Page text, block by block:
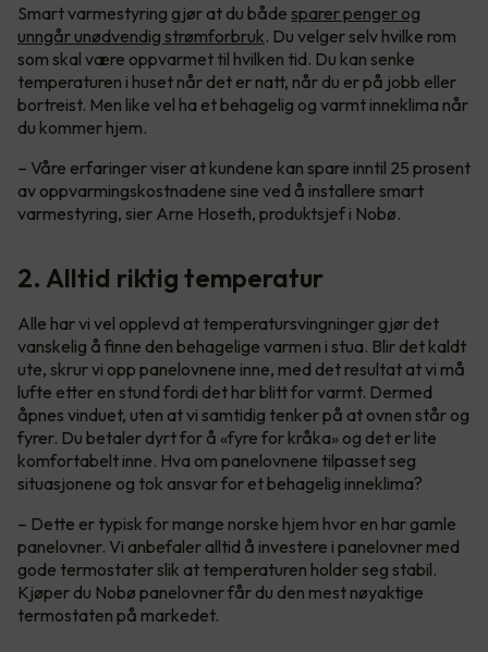
Smart varmestyring gjør at du både sparer penger og
unngår unødvendig strømforbruk. Du velger selv hvilke rom
som skal være oppvarmet til hvilken tid. Du kan senke
temperaturen i huset når det er natt, når du er på jobb eller
bortreist. Men like vel ha et behagelig og varmt inneklima når
du kommer hjem.
– Våre erfaringer viser at kundene kan spare inntil 25 prosent
av oppvarmingskostnadene sine ved å installere smart
varmestyring, sier Arne Hoseth, produktsjef i Nobø.
2. Alltid riktig temperatur
Alle har vi vel opplevd at temperatursvingninger gjør det
vanskelig å finne den behagelige varmen i stua. Blir det kaldt
ute, skrur vi opp panelovnene inne, med det resultat at vi må
lufte etter en stund fordi det har blitt for varmt. Dermed
åpnes vinduet, uten at vi samtidig tenker på at ovnen står og
fyrer. Du betaler dyrt for å «fyre for kråka» og det er lite
komfortabelt inne. Hva om panelovnene tilpasset seg
situasjonene og tok ansvar for et behagelig inneklima?
– Dette er typisk for mange norske hjem hvor en har gamle
panelovner. Vi anbefaler alltid å investere i panelovner med
gode termostater slik at temperaturen holder seg stabil.
Kjøper du Nobø panelovner får du den mest nøyaktige
termostaten på markedet.